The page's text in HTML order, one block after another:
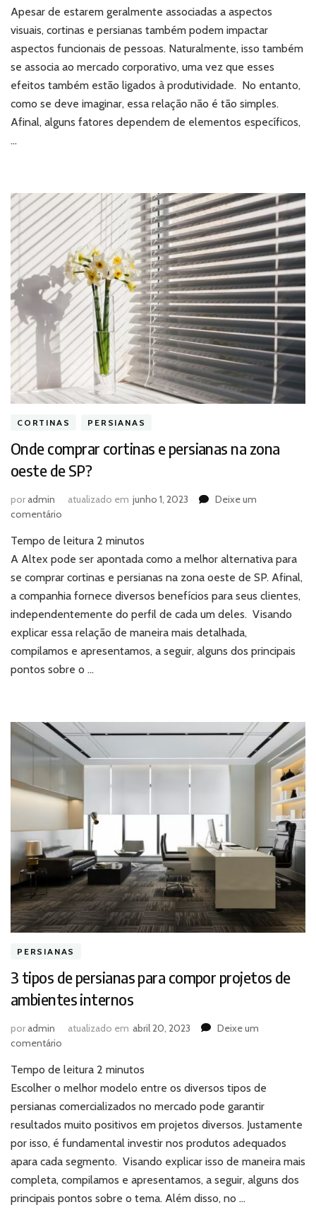
persianas:
qual
impacto
na
produtividade
corporativa?
Apesar de estarem geralmente associadas a aspectos
visuais, cortinas e persianas também podem impactar
aspectos funcionais de pessoas. Naturalmente, isso também
se associa ao mercado corporativo, uma vez que esses
efeitos também estão ligados à produtividade. No entanto,
como se deve imaginar, essa relação não é tão simples.
Afinal, alguns fatores dependem de elementos específicos,
…
CORTINAS PERSIANAS
Onde comprar cortinas e persianas na zona
oeste de SP?
poradmin atualizado em junho 1, 2023
Deixe um
comentário
comprar
cortinas
e
na
zona
oeste
de
Tempo de leitura 2 minutos
A Altex pode ser apontada como a melhor alternativa para
se comprar cortinas e persianas na zona oeste de SP. Afinal,
a companhia fornece diversos benefícios para seus clientes,
independentemente do perfil de cada um deles. Visando
explicar essa relação de maneira mais detalhada,
compilamos e apresentamos, a seguir, alguns dos principais
pontos sobre o …
PERSIANAS
3 tipos de persianas para compor projetos de
ambientes internos
poradmin atualizado em abril 20, 2023
Deixe um
comentário
tipos
de
persianas
compor
projetos
de
ambientes
internos
Tempo de leitura 2 minutos
Escolher o melhor modelo entre os diversos tipos de
persianas comercializados no mercado pode garantir
resultados muito positivos em projetos diversos. Justamente
por isso, é fundamental investir nos produtos adequados
apara cada segmento. Visando explicar isso de maneira mais
completa, compilamos e apresentamos, a seguir, alguns dos
principais pontos sobre o tema. Além disso, no …